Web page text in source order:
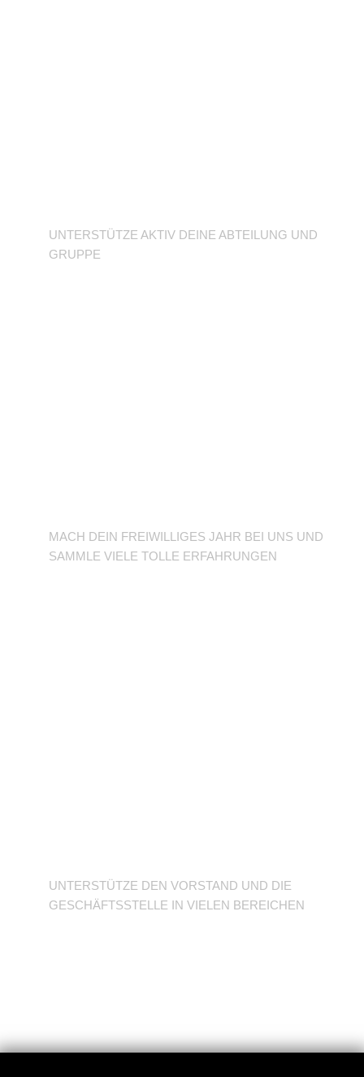
UNTERSTÜTZE AKTIV DEINE ABTEILUNG UND
GRUPPE
MACH DEIN FREIWILLIGES JAHR BEI UNS UND
SAMMLE VIELE TOLLE ERFAHRUNGEN
UNTERSTÜTZE DEN VORSTAND UND DIE
GESCHÄFTSSTELLE IN VIELEN BEREICHEN